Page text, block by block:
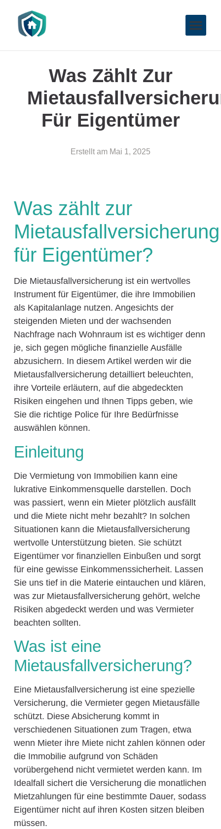
Was Zählt Zur
Für Eigentümer
Erstellt am Mai 1, 2025
Was zählt zur
Mietausfallversicherung
für Eigentümer?
Die Mietausfallversicherung ist ein wertvolles
Instrument für Eigentümer, die ihre Immobilien
als Kapitalanlage nutzen. Angesichts der
steigenden Mieten und der wachsenden
Nachfrage nach Wohnraum ist es wichtiger denn
je, sich gegen mögliche finanzielle Ausfälle
abzusichern. In diesem Artikel werden wir die
Mietausfallversicherung detailliert beleuchten,
ihre Vorteile erläutern, auf die abgedeckten
Risiken eingehen und Ihnen Tipps geben, wie
Sie die richtige Police für Ihre Bedürfnisse
auswählen können.
Einleitung
Die Vermietung von Immobilien kann eine
lukrative Einkommensquelle darstellen. Doch
was passiert, wenn ein Mieter plötzlich ausfällt
und die Miete nicht mehr bezahlt? In solchen
Situationen kann die Mietausfallversicherung
wertvolle Unterstützung bieten. Sie schützt
Eigentümer vor finanziellen Einbußen und sorgt
für eine gewisse Einkommenssicherheit. Lassen
Sie uns tief in die Materie eintauchen und klären,
was zur Mietausfallversicherung gehört, welche
Risiken abgedeckt werden und was Vermieter
beachten sollten.
Was ist eine
Mietausfallversicherung?
Eine Mietausfallversicherung ist eine spezielle
Versicherung, die Vermieter gegen Mietausfälle
schützt. Diese Absicherung kommt in
verschiedenen Situationen zum Tragen, etwa
wenn Mieter ihre Miete nicht zahlen können oder
die Immobilie aufgrund von Schäden
vorübergehend nicht vermietet werden kann. Im
Idealfall sichert die Versicherung die monatlichen
Mietzahlungen für eine bestimmte Dauer, sodass
Eigentümer nicht auf ihren Kosten sitzen bleiben
müssen.